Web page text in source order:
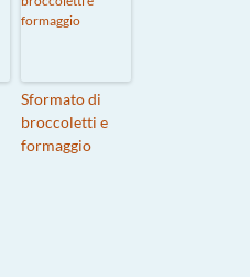
Sformato di
broccoletti e
formaggio